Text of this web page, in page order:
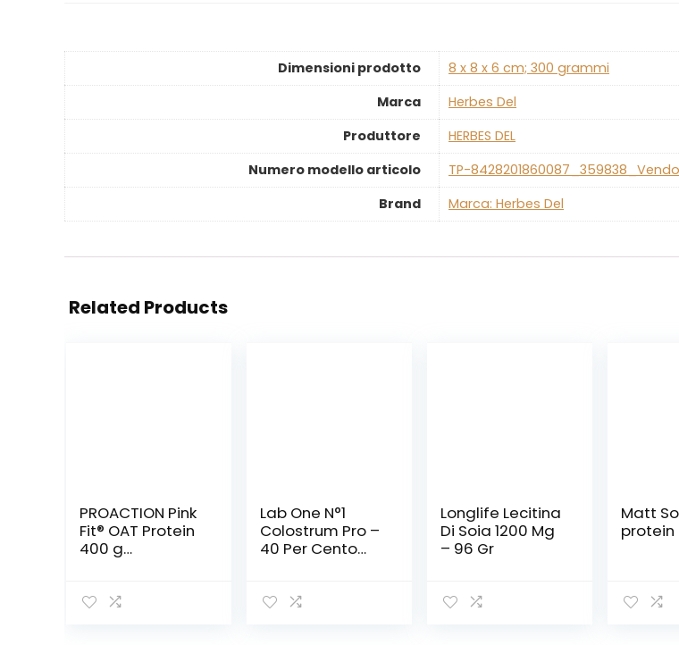
Dimensioni prodotto
‎8 x 8 x 6 cm; 300 grammi
Marca
‎Herbes Del
Produttore
‎HERBES DEL
Numero modello articolo
‎TP-
Brand
Marca: Herbes Del
Related Products
PROACTION Pink
Fit® OAT Protein
400 g
Lab One N°1
Colostrum Pro –
40 Per Cento
Capsule
Longlife Lecitina
Di Soia 1200 Mg
– 96 Gr
Matt
protein